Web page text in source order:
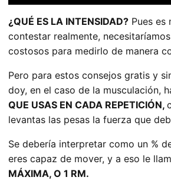
¿QUÉ ES LA INTENSIDAD? Pues es
contestar realmente,
costosos para medirlo de manera
Pero para estos consejos gratis y
doy, en el caso de la musculación,
QUE USAS EN CADA REPETICIÓN,
levantas las pesas la fuerza que
Se debería interpretar como un %
eres capaz de mover, y a eso le
MÁXIMA, O 1 RM.